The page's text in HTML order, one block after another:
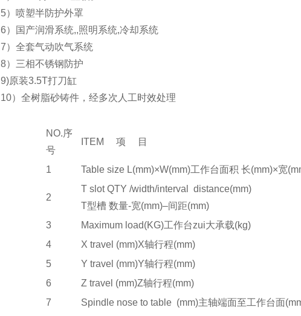
5）喷塑半防护外罩
6）国产润滑系统,,照明系统,冷却系统
7）全套气动吹气系统
8）三相不锈钢防护
9)原装3.5T打刀缸
10）全树脂砂铸件，经多次人工时效处理
NO.序
号
ITEM 项 目
1 Table size L(mm)×W(mm)工作台面积 长(mm)×宽
2
T slot QTY /width/interval distance(mm)
T型槽 数量-宽(mm)–间距(mm)
3 Maximum load(KG)工作台zui大承载(kg)
4
X travel (mm)X轴行程(mm)
5
Y travel (mm)Y轴行程(mm)
6
Z travel (mm)Z轴行程(mm)
7
Spindle nose to table (mm)主轴端面至工作台面